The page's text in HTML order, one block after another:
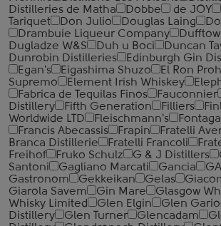
Distilleries de Matha
Dobbe de JOY
Tariquet
Don Julio Douglas Laing
Drambuie Liqueur Company
Dugladze W&S
Duh u Boci
Duncan
Dunrobin Distilleries
Edinburgh Gin
Egan's
Eigashima Shuzo El Ron
Supremo
Element Irish Whiskey
Fabrica de Tequilas Finos
Fauconnier
Distillery
Fifth Generation Filliers
Worldwide LTD
Fleischmann's
Francis Abecassis
Frapin Fratelli
Branca Distillerie
Fratelli ‎Francoli
Freihof
Fruko Schulz G & J Distillers
Santoni
Gagliano Marcati Gancia
Gastronom
Gekkeikan Gelas
Giarola Savem
Gin Mare Glasgow
Whisky Limited
Glen Elgin Glen
Distillery
Glen Turner Glencadam